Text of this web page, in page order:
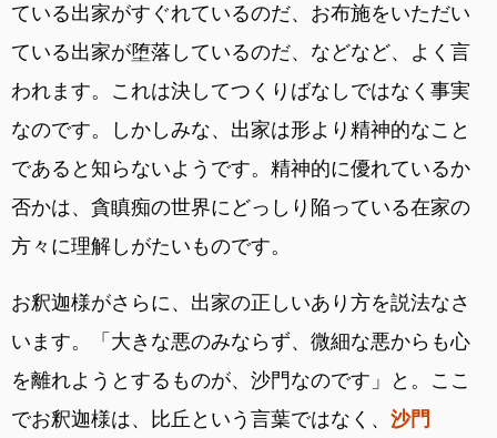
ている出家がすぐれているのだ、お布施をいただい
ている出家が堕落しているのだ、などなど、よく言
われます。これは決してつくりばなしではなく事実
なのです。しかしみな、出家は形より精神的なこと
であると知らないようです。精神的に優れているか
否かは、貪瞋痴の世界にどっしり陥っている在家の
方々に理解しがたいものです。
お釈迦様がさらに、出家の正しいあり方を説法なさ
います。「大きな悪のみならず、微細な悪からも心
を離れようとするものが、沙門なのです」と。ここ
でお釈迦様は、比丘という言葉ではなく、 沙門